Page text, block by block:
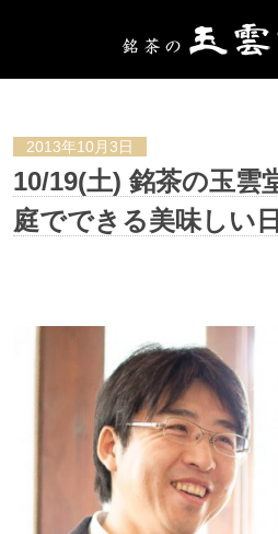
2013年10月3日
10/19(土) 銘茶の玉雲
庭でできる美味しい